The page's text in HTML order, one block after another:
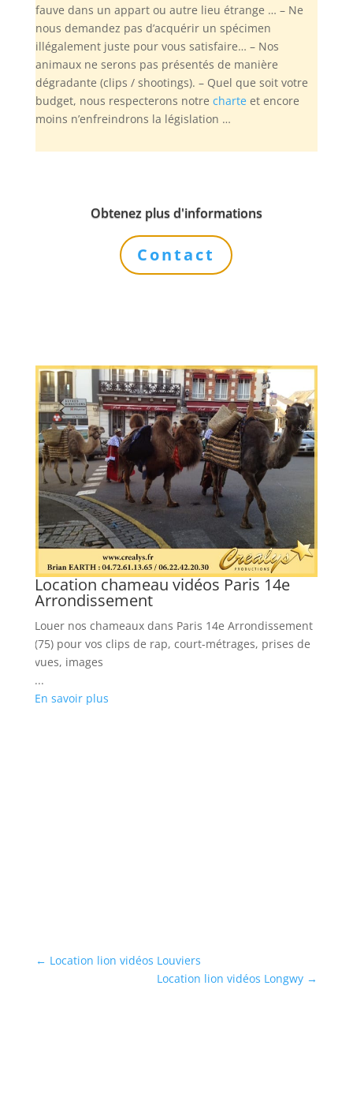
fauve dans un appart ou autre lieu étrange … – Ne
nous demandez pas d’acquérir un spécimen
illégalement juste pour vous satisfaire… – Nos
animaux ne serons pas présentés de manière
dégradante (clips / shootings). – Quel que soit votre
budget, nous respecterons notre charteet encore
moins n’enfreindrons la législation …
Obtenez plus d'informations
Contact
Location chameau vidéos Paris 14e
Arrondissement
Louer nos chameaux dans Paris 14e Arrondissement
(75) pour vos clips de rap, court-métrages, prises de
vues, images
...
En savoir plus
← Location lion vidéos Louviers
Location lion vidéos Longwy →